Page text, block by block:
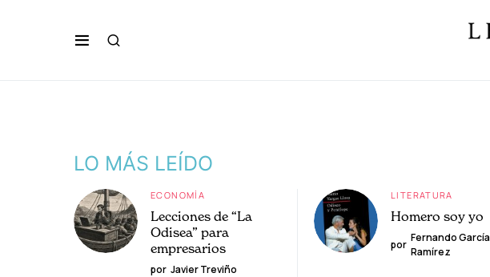
LO MÁS LEÍDO
ECONOMÍA
Lecciones de “La
Odisea” para
empresarios
por Javier Treviño
LITERATURA
Homero soy yo
por
Fernando García
Ramírez